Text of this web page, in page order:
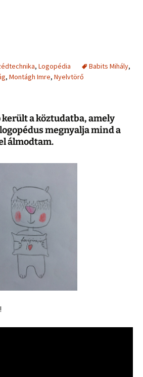
, Logopédia Babits Mihály,
, Montágh Imre, Nyelvtörő
került a köztudatba, amely
megnyalja mind a
álmodtam.